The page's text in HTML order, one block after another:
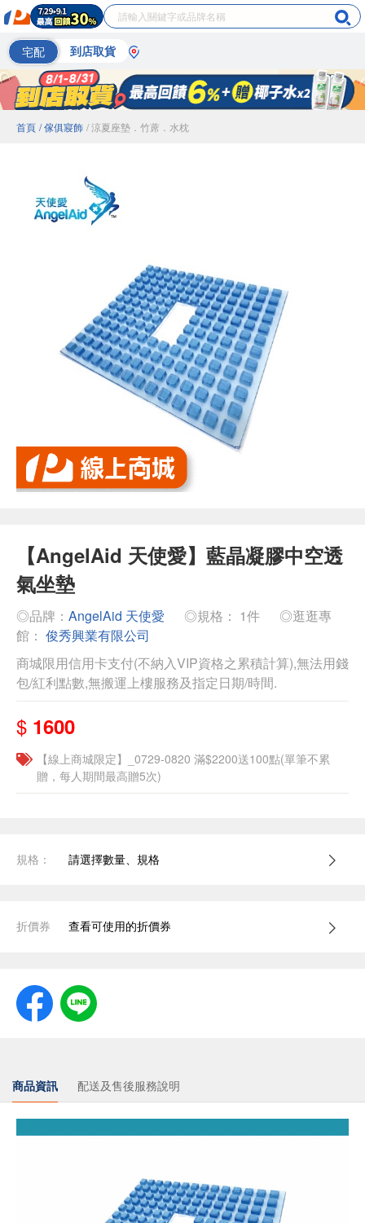
宅配 到店取貨
首頁 / 傢俱寢飾 / 涼夏座墊．竹蓆．水枕
【AngelAid 天使愛】藍晶凝膠中空透
氣坐墊
◎品牌： AngelAid 天使愛 ◎規格： 1件
◎逛逛專
館： 俊秀興業有限公司
商城限用信用卡支付(不納入VIP資格之累積計算),無法用錢
包/紅利點數,無搬運上樓服務及指定日期/時間.
$ 1600
【線上商城限定】_0729-0820 滿$2200送100點(單筆不累
贈，每人期間最高贈5次)
規格： 請選擇數量、規格
折價券 查看可使用的折價券
商品資訊 配送及售後服務說明